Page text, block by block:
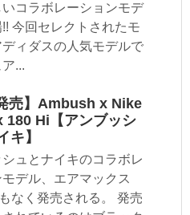
いコラボレーションモデ
今回セレクトされたモ
ィダスの人気モデルで
...
売】Ambush x Nike
180 Hi【アンブッシ
キ】
ュとナイキのコラボレ
デル、エアマックス
なく発売される。 発売